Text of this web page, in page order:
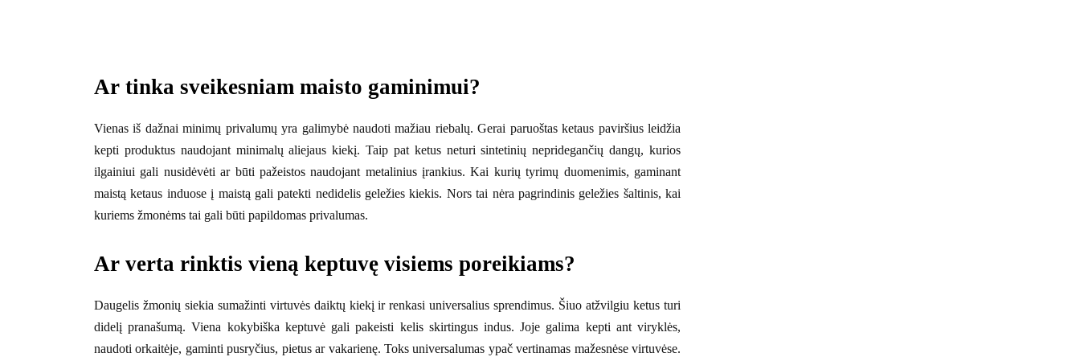
Ar tinka sveikesniam maisto gaminimui?
Vienas iš dažnai minimų privalumų yra galimybė naudoti mažiau riebalų. Gerai paruoštas ketaus paviršius leidžia
kepti produktus naudojant minimalų aliejaus kiekį. Taip pat ketus neturi sintetinių nepridegančių dangų, kurios
ilgainiui gali nusidėvėti ar būti pažeistos naudojant metalinius įrankius. Kai kurių tyrimų duomenimis, gaminant
maistą ketaus induose į maistą gali patekti nedidelis geležies kiekis. Nors tai nėra pagrindinis geležies šaltinis, kai
kuriems žmonėms tai gali būti papildomas privalumas.
Ar verta rinktis vieną keptuvę visiems poreikiams?
Daugelis žmonių siekia sumažinti virtuvės daiktų kiekį ir renkasi universalius sprendimus. Šiuo atžvilgiu ketus turi
didelį pranašumą. Viena kokybiška keptuvė gali pakeisti kelis skirtingus indus. Joje galima kepti ant viryklės,
naudoti orkaitėje, gaminti pusryčius, pietus ar vakarienę. Toks universalumas ypač vertinamas mažesnėse virtuvėse.